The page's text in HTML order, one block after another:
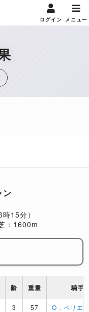
ログイン メニュー
ン
15分）
：1600m
齢 重量 騎手
3 57 O．ペリエ